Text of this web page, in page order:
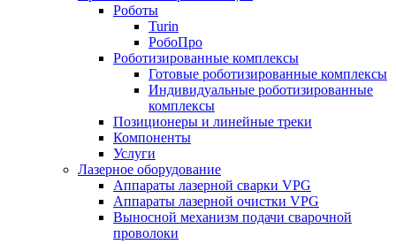
Роботы
Turin
РобоПро
Роботизированные комплексы
Готовые роботизированные комплексы
Индивидуальные роботизированные
комплексы
Позиционеры и линейные треки
Компоненты
Услуги
Лазерное оборудование
Аппараты лазерной сварки VPG
Аппараты лазерной очистки VPG
Выносной механизм подачи сварочной
проволоки